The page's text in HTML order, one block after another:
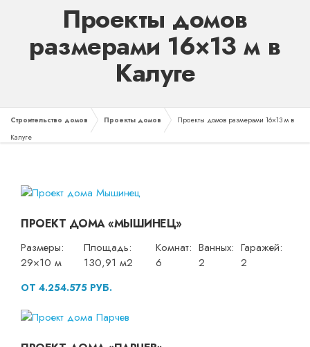
Проекты домов
размерами 16×13 м в
Калуге
Строительство домов Проекты домов
Проекты домов размерами 16×13 м в
Калуге
ПРОЕКТ ДОМА «МЫШИНЕЦ»
Размеры:
29×10 м
Площадь:
130,91 м2
Комнат:
6
Ванных:
2
Гаражей:
2
ОТ 4.254.575 РУБ.